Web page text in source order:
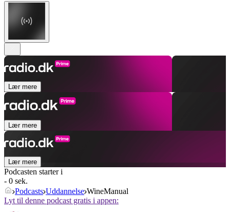
Lær mere
Lær mere
Lær mere
Podcasten starter i
- 0 sek.
Podcasts Uddannelse WineManual
Lyt til denne podcast gratis i appen: